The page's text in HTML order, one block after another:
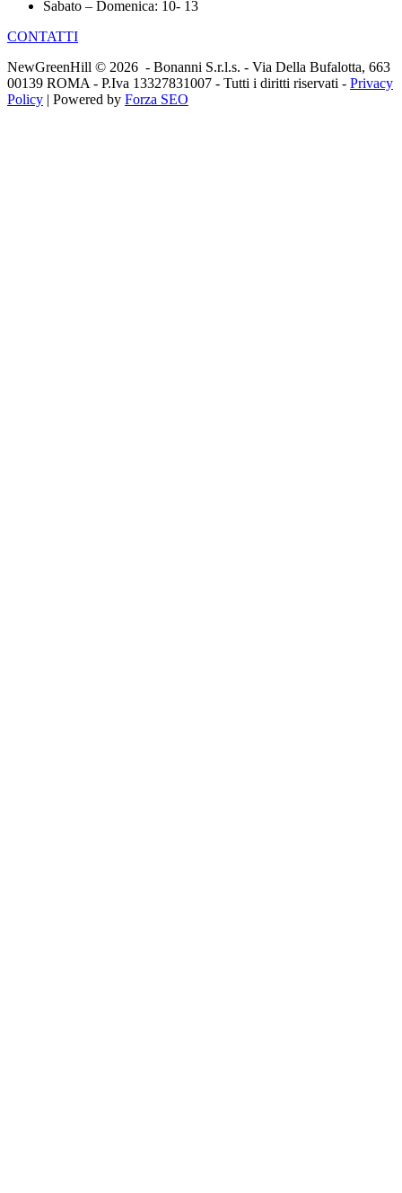
Sabato – Domenica: 10- 13
CONTATTI
NewGreenHill © 2026 - Bonanni S.r.l.s. - Via Della Bufalotta, 663
00139 ROMA - P.Iva 13327831007 - Tutti i diritti riservati - Privacy
Policy | Powered by Forza SEO